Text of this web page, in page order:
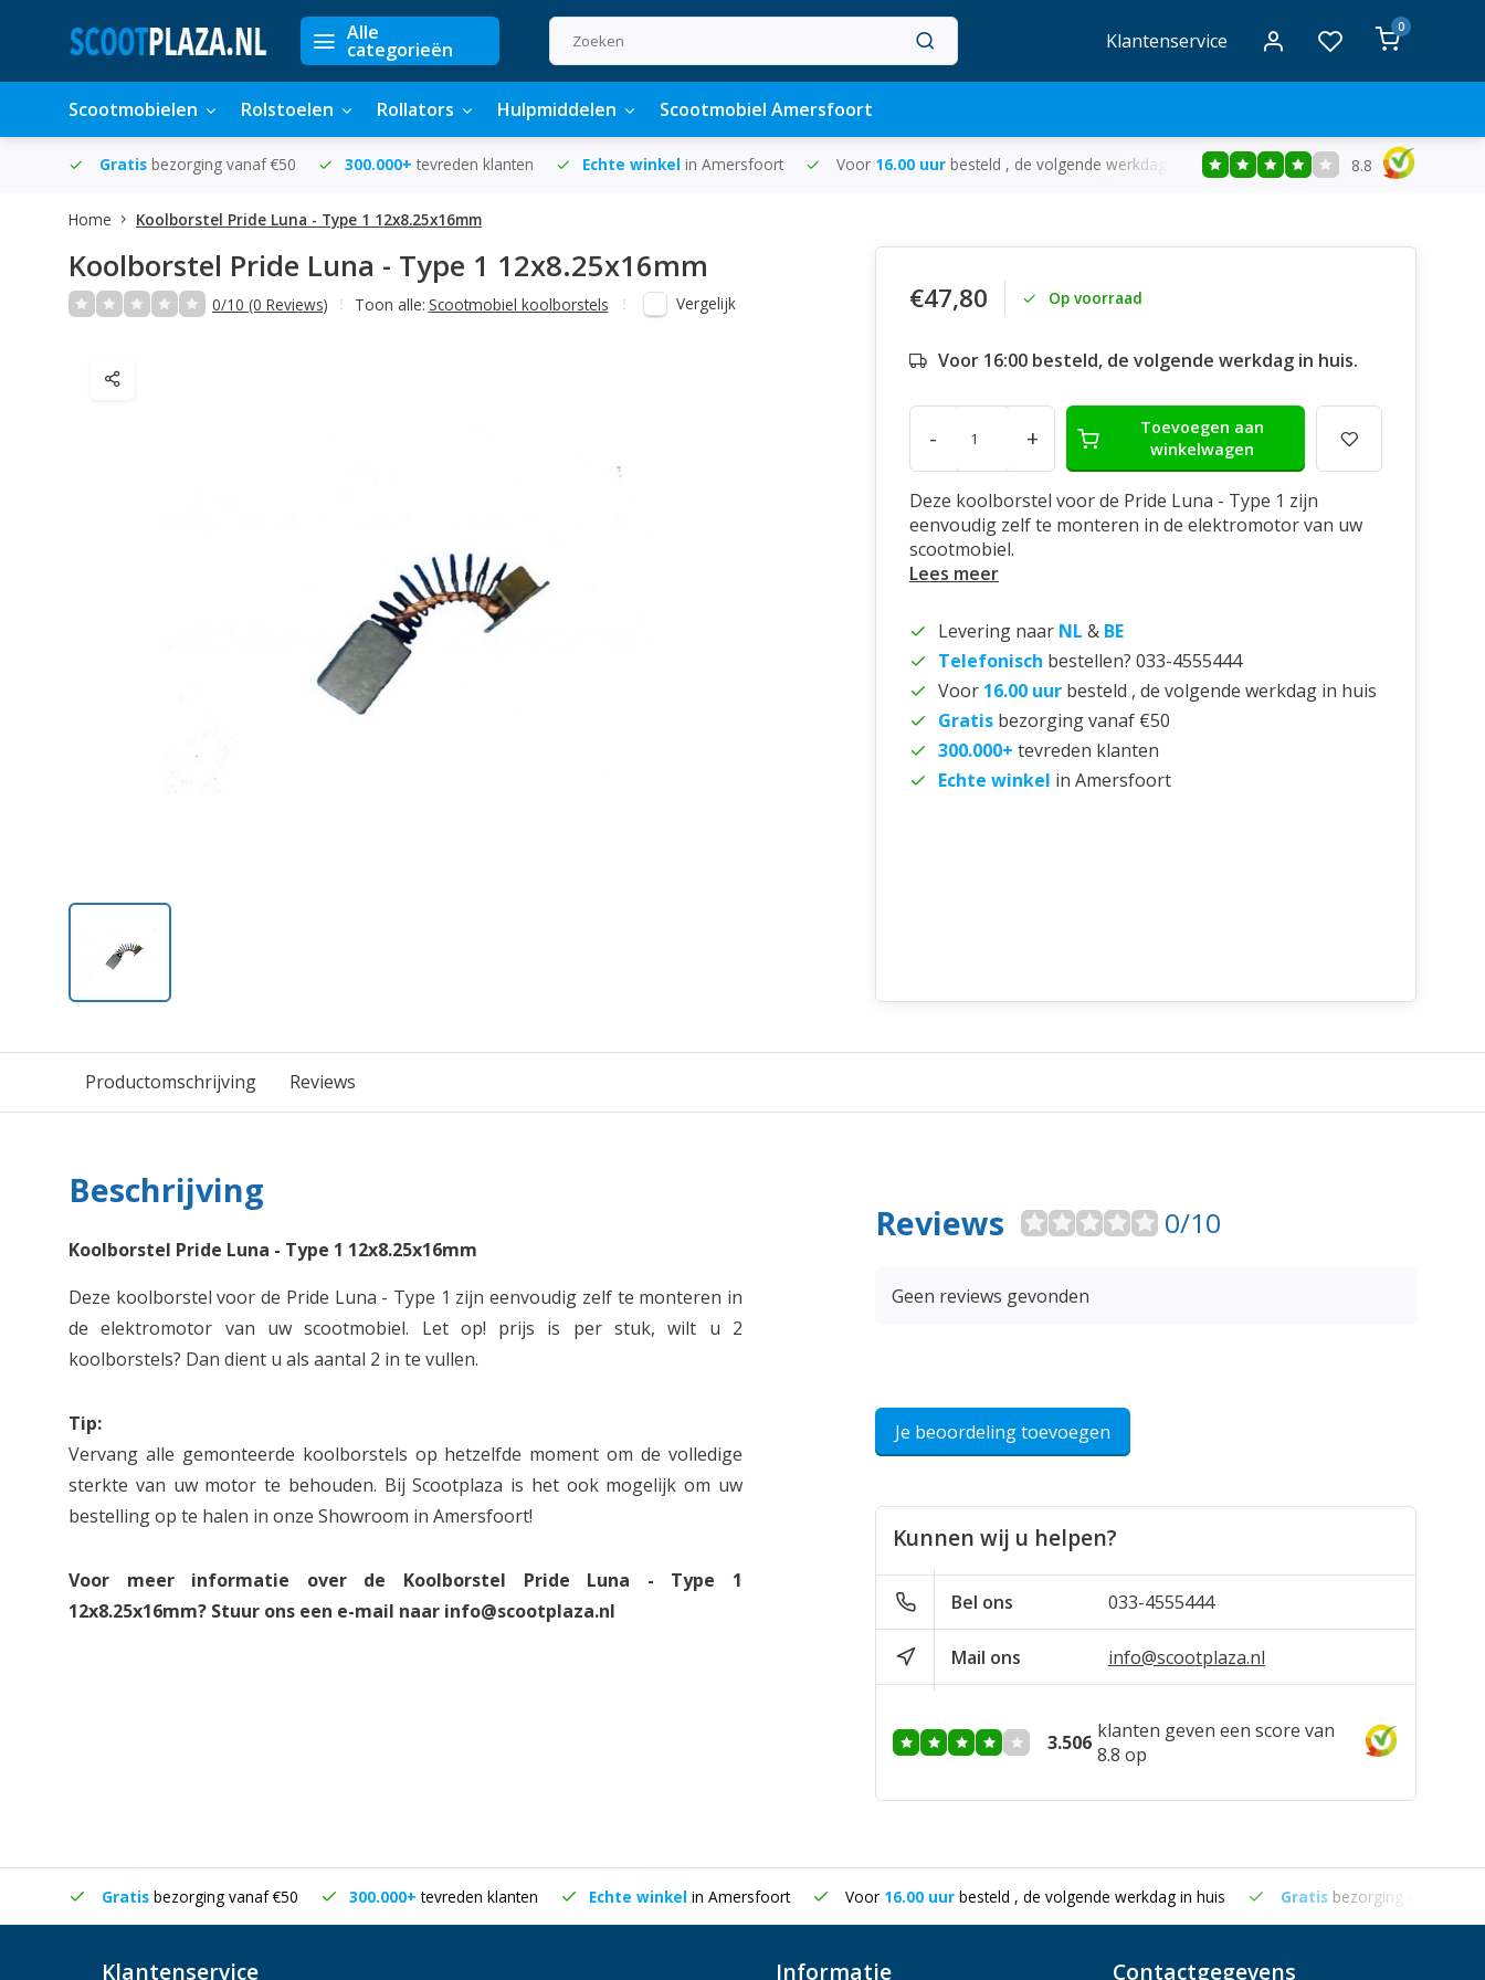
Alle
categorieën Klantenservice
0
Scootmobielen Rolstoelen Rollators Hulpmiddelen Scootmobiel Amersfoort
Gratis bezorging vanaf €50 300.000+ tevreden klanten Echte winkel in Amersfoort Voor 16.00 uur besteld , de volgende werkdag in huis Gratisbezorging vanaf €50
8.8
Home Koolborstel Pride Luna - Type 1 12x8.25x16mm
Koolborstel Pride Luna - Type 1 12x8.25x16mm
0/10 (0 Reviews) Toon alle: Scootmobiel koolborstels Vergelijk €47,80 Op voorraad
Voor 16:00 besteld, de volgende werkdag in huis.
- +
Toevoegen aan
winkelwagen
Deze koolborstel voor de Pride Luna - Type 1 zijn
eenvoudig zelf te monteren in de elektromotor van uw
scootmobiel.
Lees meer
Levering naar NL & BE
Telefonisch bestellen? 033-4555444
Voor 16.00 uur besteld , de volgende werkdag in huis
Gratis bezorging vanaf €50
300.000+ tevreden klanten
Echte winkel in Amersfoort
Productomschrijving Reviews
Beschrijving
Koolborstel Pride Luna - Type 1 12x8.25x16mm
Deze koolborstel voor de Pride Luna - Type 1 zijn eenvoudig zelf te monteren in
de elektromotor van uw scootmobiel. Let op! prijs is per stuk, wilt u 2
koolborstels? Dan dient u als aantal 2 in te vullen.
Tip:
Vervang alle gemonteerde koolborstels op hetzelfde moment om de volledige
sterkte van uw motor te behouden. Bij Scootplaza is het ook mogelijk om uw
bestelling op te halen in onze Showroom in Amersfoort!
Voor meer informatie over de Koolborstel Pride Luna - Type 1
12x8.25x16mm? Stuur ons een e-mail naar info@scootplaza.nl
Reviews 0/10
Geen reviews gevonden
Je beoordeling toevoegen
Kunnen wij u helpen?
Bel ons 033-4555444
Mail ons info@scootplaza.nl
3.506 klanten geven een score van
8.8 op
Gratis bezorging vanaf €50 300.000+tevreden klanten Echte winkel in Amersfoort Voor 16.00 uur besteld , de volgende werkdag in huis Gratis bezorging vanaf €50
Klantenservice Informatie Contactgegevens